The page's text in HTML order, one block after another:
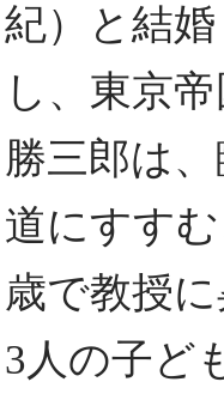
紀）と結
し、東京
勝三郎は
道にすす
歳で教授
3人の子ど